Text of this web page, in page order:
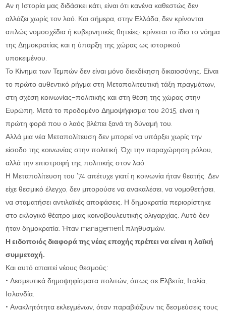
Αν η Ιστορία μας διδάσκει κάτι, είναι ότι κανένα καθεστώς δεν
αλλάζει χωρίς τον λαό. Και σήμερα, στην Ελλάδα, δεν κρίνονται
απλώς νομοσχέδια ή κυβερνητικές θητείες∙ κρίνεται το ίδιο το νόημα
της Δημοκρατίας και η ύπαρξη της χώρας ως ιστορικού
υποκειμένου.
Το Κίνημα των Τεμπών δεν είναι μόνο διεκδίκηση δικαιοσύνης. Είναι
το πρώτο αυθεντικό ρήγμα στη Μεταπολιτευτική τάξη πραγμάτων,
στη σχέση κοινωνίας–πολιτικής και στη θέση της χώρας στην
Ευρώπη. Μετά το προδομένο Δημοψήφισμα του 2015, είναι η
πρώτη φορά που ο λαός βλέπει ξανά τη δύναμή του.
Αλλά μια νέα Μεταπολίτευση δεν μπορεί να υπάρξει χωρίς την
είσοδο της κοινωνίας στην πολιτική. Όχι την παραχώρηση ρόλου,
αλλά την επιστροφή της πολιτικής στον λαό.
Η Μεταπολίτευση του ’74 απέτυχε γιατί η κοινωνία ήταν θεατής. Δεν
είχε θεσμικό έλεγχο, δεν μπορούσε να ανακαλέσει, να νομοθετήσει,
να σταματήσει αντιλαϊκές αποφάσεις. Η δημοκρατία περιορίστηκε
στο εκλογικό θέατρο μιας κοινοβουλευτικής ολιγαρχίας. Αυτό δεν
ήταν δημοκρατία. Ήταν management πληθυσμών.
Η ειδοποιός διαφορά της νέας εποχής πρέπει να είναι η λαϊκή
συμμετοχή.
Και αυτό απαιτεί νέους θεσμούς:
• Δεσμευτικά δημοψηφίσματα πολιτών, όπως σε Ελβετία, Ιταλία,
Ισλανδία.
• Ανακλητότητα εκλεγμένων, όταν παραβιάζουν τις δεσμεύσεις τους